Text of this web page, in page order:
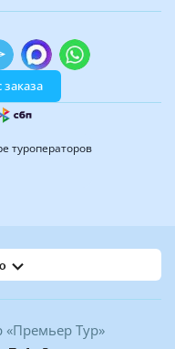
заказа
туроператоров
«Премьер Тур»